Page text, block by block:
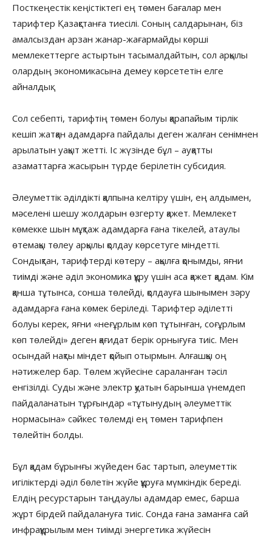
Посткеңестік кеңістіктегі ең төмен бағалар мен
тарифтер Қазақстанға тиесілі. Соның салдарынан, біз
амалсыздан арзан жанар-жағармайды көрші
мемлекеттерге астыртын тасымалдайтын, сол арқылы
олардың экономикасына демеу көрсететін елге
айналдық.
Сол себепті, тарифтің төмен болуы қарапайым тірлік
кешіп жатқан адамдарға пайдалы деген жалған сенімнен
арылатын уақыт жетті. Іс жүзінде бұл – ауқатты
азаматтарға жасырын түрде берілетін субсидия.
Әлеуметтік әділдікті қалпына келтіру үшін, ең алдымен,
мәселені шешу жолдарын өзгерту қажет. Мемлекет
көмекке шын мұқтаж адамдарға ғана тікелей, атаулы
өтемақы төлеу арқылы қолдау көрсетуге міндетті.
Сондықтан, тарифтерді көтеру – ақылға қонымды, яғни
тиімді және әділ экономика құру үшін аса қажет қадам. Кім
қанша тұтынса, сонша төлейді, қолдауға шынымен зәру
адамдарға ғана көмек беріледі. Тарифтер әділетті
болуы керек, яғни «неғұрлым көп тұтынған, соғұрлым
көп төлейді» деген қағидат берік орнығуға тиіс. Мен
осындай нақты міндет қойып отырмын. Алғашқы оң
нәтижелер бар. Төлем жүйесіне сараланған тәсіл
енгізілді. Суды және электр қуатын барынша үнемдеп
пайдаланатын тұрғындар «тұтынудың әлеуметтік
нормасына» сәйкес төлемді ең төмен тарифпен
төлейтін болды.
Бұл қадам бұрынғы жүйеден бас тартып, әлеуметтік
игіліктерді әділ бөлетін жүйе құруға мүмкіндік береді.
Елдің ресурстарын таңдаулы адамдар емес, барша
жұрт бірдей пайдалануға тиіс. Сонда ғана заманға сай
инфрақұрылым мен тиімді энергетика жүйесін